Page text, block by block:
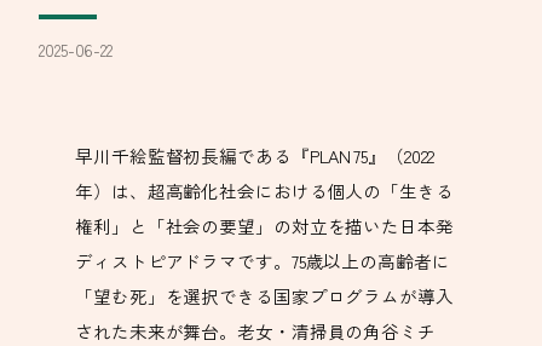
2025-06-22
早川千絵監督初長編である『PLAN 75』（2022
年）は、超高齢化社会における個人の「生きる
権利」と「社会の要望」の対立を描いた日本発
ディストピアドラマです。75歳以上の高齢者に
「望む死」を選択できる国家プログラムが導入
された未来が舞台。老女・清掃員の角谷ミチ